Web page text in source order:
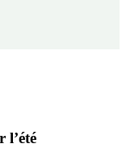
l’été